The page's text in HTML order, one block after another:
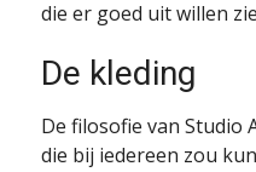
die er goed uit willen
De kleding
De filosofie van Studio
die bij iedereen zou